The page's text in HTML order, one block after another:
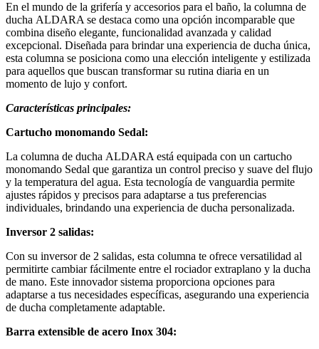
En el mundo de la grifería y accesorios para el baño, la columna de
ducha ALDARA se destaca como una opción incomparable que
combina diseño elegante, funcionalidad avanzada y calidad
excepcional. Diseñada para brindar una experiencia de ducha única,
esta columna se posiciona como una elección inteligente y estilizada
para aquellos que buscan transformar su rutina diaria en un
momento de lujo y confort.
Características principales:
Cartucho monomando Sedal:
La columna de ducha ALDARA está equipada con un cartucho
monomando Sedal que garantiza un control preciso y suave del flujo
y la temperatura del agua. Esta tecnología de vanguardia permite
ajustes rápidos y precisos para adaptarse a tus preferencias
individuales, brindando una experiencia de ducha personalizada.
Inversor 2 salidas:
Con su inversor de 2 salidas, esta columna te ofrece versatilidad al
permitirte cambiar fácilmente entre el rociador extraplano y la ducha
de mano. Este innovador sistema proporciona opciones para
adaptarse a tus necesidades específicas, asegurando una experiencia
de ducha completamente adaptable.
Barra extensible de acero Inox 304: